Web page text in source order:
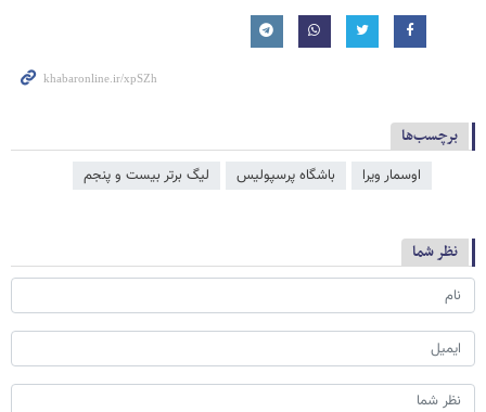
برچسب‌ها
اوسمار ویرا باشگاه پرسپولیس لیگ برتر بیست و پنجم
نظر شما